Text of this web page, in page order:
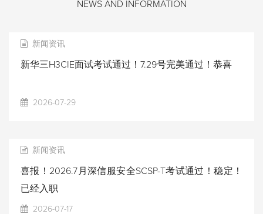
NEWS AND INFORMATION
新闻资讯
新华三H3CIE面试考试通过！7.29号完美通过！恭喜
2026-07-29
新闻资讯
喜报！2026.7月深信服安全SCSP-T考试通过！稳定！
已经入职
2026-07-17